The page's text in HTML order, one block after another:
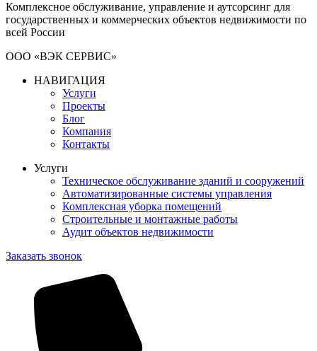
Комплексное обслуживание, управление и аутсорсинг для
государственных и коммерческих объектов недвижимости по
всей России
ООО «ВЭК СЕРВИС»
НАВИГАЦИЯ
Услуги
Проекты
Блог
Компания
Контакты
Услуги
Техническое обслуживание зданий и сооружений
Автоматизированные системы управления
Комплексная уборка помещений
Строительные и монтажные работы
Аудит объектов недвижимости
Заказать звонок